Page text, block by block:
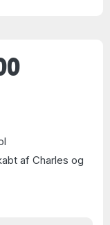
af Charles og